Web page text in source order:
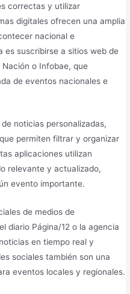
correctas y utilizar
digitales ofrecen una amplia
nacional e
es suscribirse a sitios web de
o Infobae, que
de eventos nacionales e
noticias personalizadas,
permiten filtrar y organizar
aplicaciones utilizan
relevante y actualizado,
evento importante.
de medios de
diario Página/12 o la agencia
en tiempo real y
sociales también son una
eventos locales y regionales.